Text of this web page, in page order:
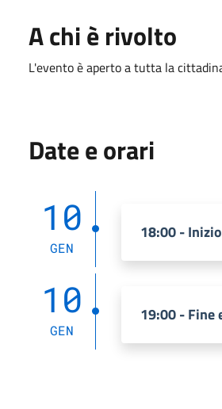
A chi è rivolto
L'evento è aperto a tutta la
Date e orari
10
GEN
18:00 -
10
GEN
19:00 - Fine